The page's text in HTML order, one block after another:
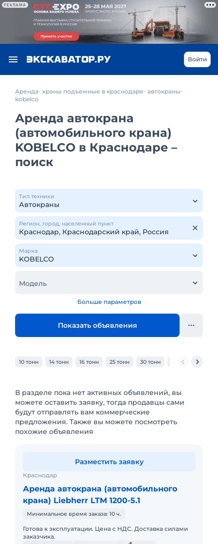
РЕКЛАМА
Войти
Аренда краны подъемные в краснодаре автокраны
kobelco
Аренда автокрана
(автомобильного крана)
KOBELCO в Краснодаре –
поиск
Тип техники
Регион, город, населенный пункт
Марка
Модель
Больше параметров
Показать объявления
10 тонн 14 тонн 16 тонн 25 тонн 30 тонн 32 тонн
В разделе пока нет активных объявлений, вы
можете оставить заявку, тогда продавцы сами
будут отправлять вам коммерческие
предложения. Также вы можете посмотреть
похожие объявления
Краснодар
Аренда автокрана (автомобильного
крана) Liebherr LTM 1200-5.1
Минимальное время заказа: 10 ч.
Готова к эксплуатации. Цена с НДС. Доставка силами
заказчика.
Разместить заявку